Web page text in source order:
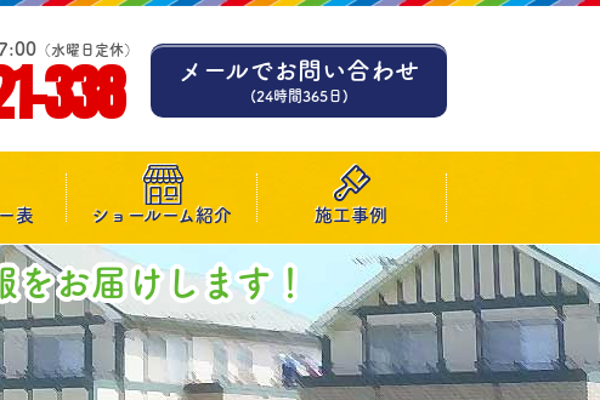
（水曜日定休）
338 メールでお問い合わせ
(24時間365日)
表 ショールーム紹介 施工事例
お届けします！